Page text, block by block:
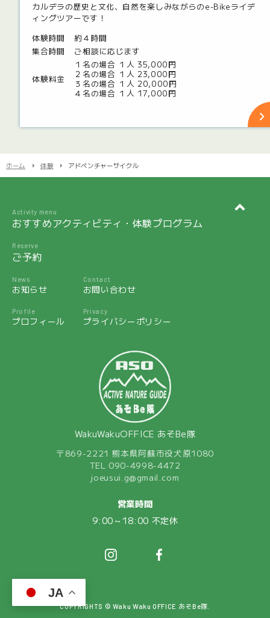
カルデラの歴史と文化、自然を楽しみながらのe-Bikeライデ
ィングツアーです！
体験時間
約４時間
集合時間
ご相談に応じます
体験料金
１名の場合 １人 35,000円
２名の場合 １人 23,000円
３名の場合 １人 20,000円
４名の場合 １人 17,000円
ホーム 体験 アドベンチャーサイクル
Activity menu
おすすめアクティビティ・体験プログラム
Reserve
ご予約
News
お知らせ
Profile
プロフィール
Contact
お問い合わせ
Privacy
プライバシーポリシー
WakuWakuOFFICE あそBe隊
〒869-2221 熊本県阿蘇市役犬原1080
TEL 090-4998-4472
joeusui.g@gmail.com
営業時間
9:00～18:00 不定休
COPYRIGHTS © Waku Waku OFFICE あそBe隊.
JA